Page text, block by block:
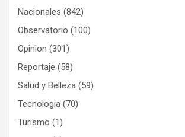
Nacionales (842)
Observatorio (100)
Opinion (301)
Reportaje (58)
Salud y Belleza (59)
Tecnologia (70)
Turismo (1)